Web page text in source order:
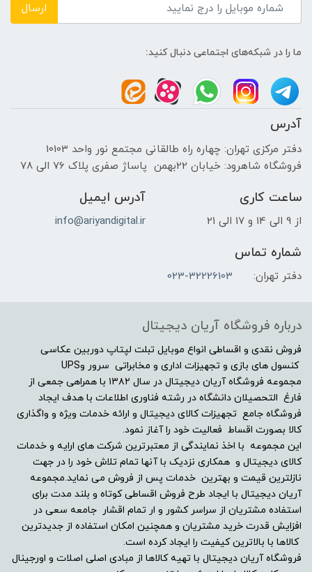
ارسال
ما را در شبکه‌های اجتماعی دنبال کنید:
آدرس
دفتر مرکزی تهران: چهاره راه طالقانی مجتمع نور واحد 10103
فروشگاه شاهرود: خیابان 22بهمن پاساژ صفری پلاک 76 الی 78
ساعت کاری
از 9 الی 14 و 17 الی 21
آدرس ایمیل
info@ariyandigital.ir
شماره تماس
دفتر تهران: 023-32226103
درباره فروشگاه آریان دیجیتال
فروش نقدی و اقساطی انواع موبایل تبلت لپتاپ دوربین عکاسی
کنسول های بازی و تجهیزات اداری و مخابراتی سرور وUPS
مجموعه فروشگاه آریان دیجیتال در سال ۱۳۸۲ با همراهی جمعی از
فارغ التحصیلان دانشگاه در رشته فناوری اطلاعات با هدف ایجاد
فروشگاه جامع تجهیزات کالای دیجیتال و ارائه خدمات ویژه و واگذاری
کالا بصورت اقساط فعالیت خود را آغاز نمود.
این مجموعه با اخذ نمایندگی از معتبرترین شرکت های ارایه و خدمات
کالای دیجیتال و همکاری نزدیک با آنها تمام تلاش خود را در جهت
نازلترین قیمت و بهترین خدمات پس از فروش می نماید.مجموعه
آریان دیجیتال با ایجاد طرح فروش اقساطی کوتاه و بلند مدت برای
استفاده مشتریان از سراسر کشور و ار تمام اقشار جامعه سعی در
افزایش قدرت خرید مشتریان و همچنین امکان استفاده از جدیدترین
کالاها با بالاترین کیفیت را ایجاد کرده است.
فروشگاه آریان دیجیتال با تهیه کالاها از مبادی اصلی اصلات و اورجینال